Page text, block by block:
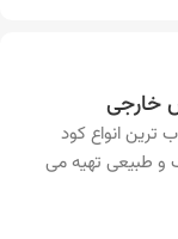
خارجی
ترین انواع کود
و طبیعی تهیه می